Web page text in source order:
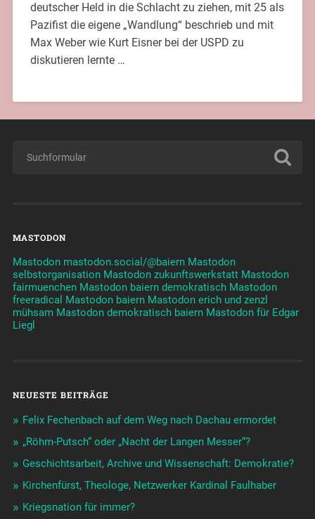
deutscher Held in die Schlacht zu ziehen, mit 25 als
Pazifist die eigene „Wandlung“ beschrieb und mit
Max Weber wie Kurt Eisner bei der USPD zu
diskutieren lernte …
MASTODON
Mastodon mastodon.social/@baiern Mastodon
selbstorganisation Mastodon zukunftswerkstatt Mastodon
fairmuenchen Mastodon baiern demokratisch Mastodon
freeradical Mastodon baiern Mastodon erich und zenzl
mühsam Mastodon demokratisch baiern Mastodon für Edgar
Liegl
NEUESTE BEITRÄGE
Felix Fechenbach auf dem Weg nach Dachau ermordet
„Röhm-Putsch“ oder „Nacht der Langen Messer“?
Geschichtsarbeit, Archive und Wissenschaft: Demokratie?
Kirchenfürst, Theologe, Netzwerker Kardinal Faulhaber
Kriegsnation für immer?